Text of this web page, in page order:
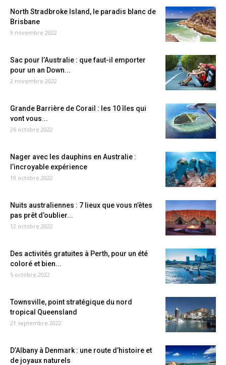
North Stradbroke Island, le paradis blanc de
Brisbane
9 novembre 2022
Sac pour l’Australie : que faut-il emporter
pour un an Down...
2 novembre 2022
Grande Barrière de Corail : les 10 îles qui
vont vous...
26 octobre 2022
Nager avec les dauphins en Australie :
l’incroyable expérience
19 octobre 2022
Nuits australiennes : 7 lieux que vous n’êtes
pas prêt d’oublier...
12 octobre 2022
Des activités gratuites à Perth, pour un été
coloré et bien...
5 octobre 2022
Townsville, point stratégique du nord
tropical Queensland
21 septembre 2022
D’Albany à Denmark : une route d’histoire et
de joyaux naturels